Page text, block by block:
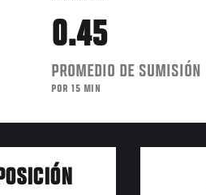
0.45
PROMEDIO DE SUMISIÓN
POR 15 MIN